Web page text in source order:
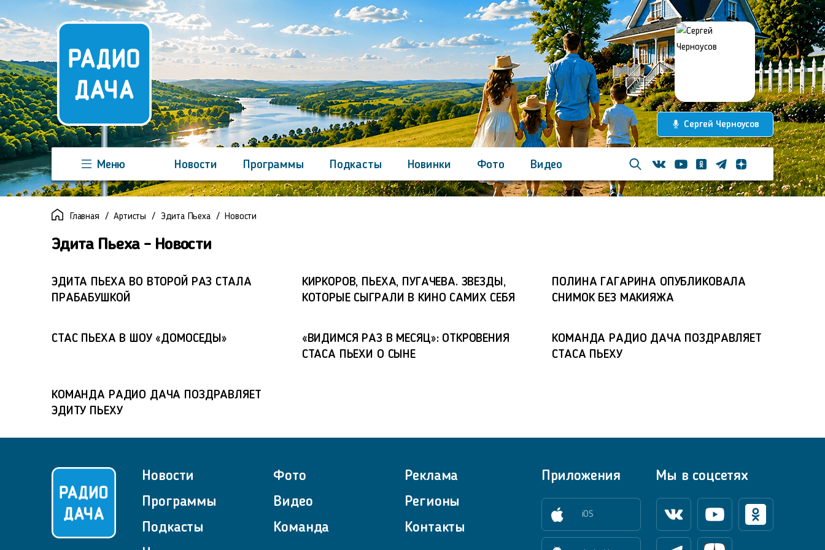
Сергей Черноусов
Меню Новости Программы Подкасты Новинки Фото
Видео
Команда
Регионы Реклама Контакты
ВконтактеYoutubeОдноклассники
ТелеграмЯндекс дзен
Главная Артисты Эдита Пьеха Новости
Эдита Пьеха - Новости
ЭДИТА ПЬЕХА ВО ВТОРОЙ РАЗ СТАЛА
ПРАБАБУШКОЙ
КИРКОРОВ, ПЬЕХА, ПУГАЧЕВА. ЗВЕЗДЫ,
КОТОРЫЕ СЫГРАЛИ В КИНО САМИХ СЕБЯ
ПОЛИНА ГАГАРИНА ОПУБЛИКОВАЛА
СНИМОК БЕЗ МАКИЯЖА
СТАС ПЬЕХА В ШОУ «ДОМОСЕДЫ»
«ВИДИМСЯ РАЗ В МЕСЯЦ»: ОТКРОВЕНИЯ
СТАСА ПЬЕХИ О СЫНЕ
КОМАНДА РАДИО ДАЧА ПОЗДРАВЛЯЕТ
СТАСА ПЬЕХУ
КОМАНДА РАДИО ДАЧА ПОЗДРАВЛЯЕТ
ЭДИТУ ПЬЕХУ
Новости
Программы
Подкасты
Фото
Видео
Команда
Реклама
Регионы
Контакты
Приложения
iOS
Мы в соцсетях
ВконтактеYoutube Одноклассники